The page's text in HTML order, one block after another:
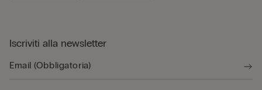
Iscriviti alla newsletter